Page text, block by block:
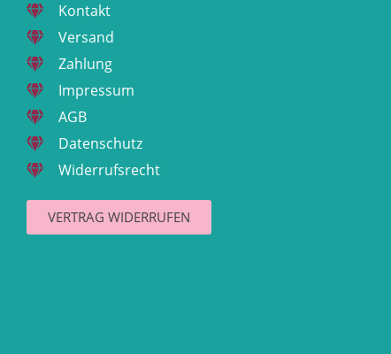
Kontakt
Versand
Zahlung
Impressum
AGB
Datenschutz
Widerrufsrecht
VERTRAG WIDERRUFEN